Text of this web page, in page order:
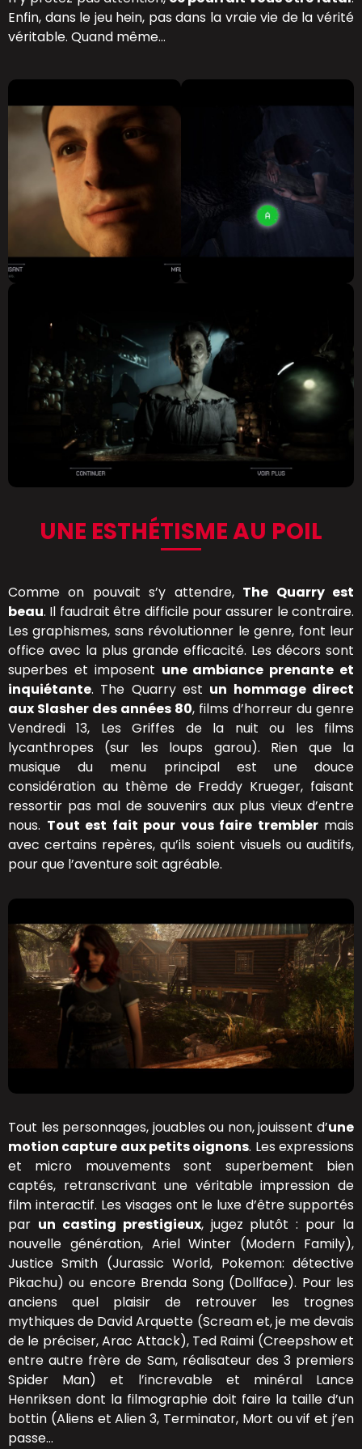
Enfin, dans le jeu hein, pas dans la vraie vie de la vérité
véritable. Quand même…
UNE ESTHÉTISME AU POIL
Comme on pouvait s’y attendre, The Quarry est
beau. Il faudrait être difficile pour assurer le contraire.
Les graphismes, sans révolutionner le genre, font leur
office avec la plus grande efficacité. Les décors sont
superbes et imposent une ambiance prenante et
inquiétante. The Quarry est un hommage direct
aux Slasher des années 80, films d’horreur du genre
Vendredi 13, Les Griffes de la nuit ou les films
lycanthropes (sur les loups garou). Rien que la
musique du menu principal est une douce
considération au thème de Freddy Krueger, faisant
ressortir pas mal de souvenirs aux plus vieux d’entre
nous. Tout est fait pour vous faire tremblermais
avec certains repères, qu’ils soient visuels ou auditifs,
pour que l’aventure soit agréable.
Tout les personnages, jouables ou non, jouissent d’une
motion capture aux petits oignons. Les expressions
et micro mouvements sont superbement bien
captés, retranscrivant une véritable impression de
film interactif. Les visages ont le luxe d’être supportés
par un casting prestigieux, jugez plutôt : pour la
nouvelle génération, Ariel Winter (Modern Family),
Justice Smith (Jurassic World, Pokemon: détective
Pikachu) ou encore Brenda Song (Dollface). Pour les
anciens quel plaisir de retrouver les trognes
mythiques de David Arquette (Scream et, je me devais
de le préciser, Arac Attack), Ted Raimi (Creepshow et
entre autre frère de Sam, réalisateur des 3 premiers
Spider Man) et l’increvable et minéral Lance
Henriksen dont la filmographie doit faire la taille d’un
bottin (Aliens et Alien 3, Terminator, Mort ou vif et j’en
passe…